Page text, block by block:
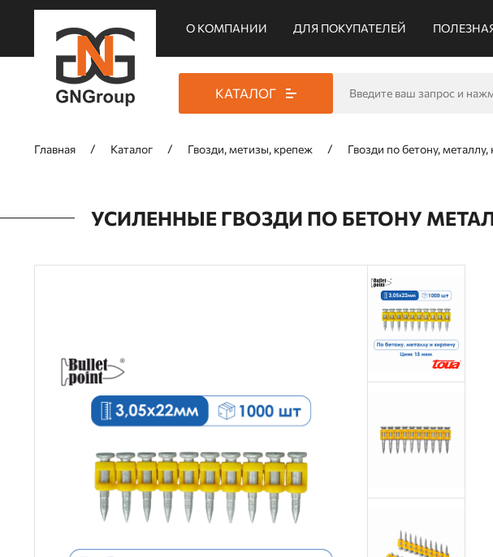
О КОМПАНИИ ДЛЯ ПОКУПАТЕЛЕЙ
КАТАЛОГ
Главная Каталог Гвозди, метизы, крепеж Гвозди по бетону, металлу,
УСИЛЕННЫЕ ГВОЗДИ ПО БЕТОНУ